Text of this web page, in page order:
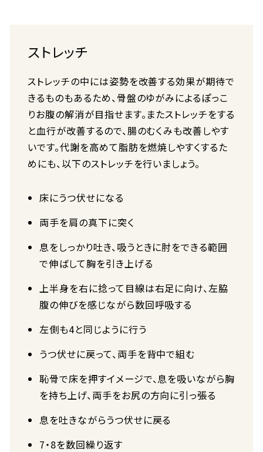
ストレッチ
ストレッチの中には姿勢を改善する効果が期待で
きるものもあるため、骨盤のゆがみによるぽっこ
りお腹の解消が目指せます。またストレッチをする
と血行が改善するので、腸のむくみも改善しやす
いです。代謝を高めて脂肪を燃焼しやすくするた
めにも、以下のストレッチを行いましょう。
床にうつ伏せになる
両手を肩の真下に突く
息をしっかり吐き、吸うときに肘をできる範囲
で伸ばして胸を引き上げる
上半身を右に捻って目線は右足に向け、左脇
腹の伸びを感じながら数回呼吸する
左側も4と同じように行う
うつ伏せに戻って、両手を背中で組む
恥骨で床を押すイメージで、息を吸いながら胸
を持ち上げ、両手をお尻の方向に引っ張る
息を吐きながらうつ伏せに戻る
7・8を数回繰り返す